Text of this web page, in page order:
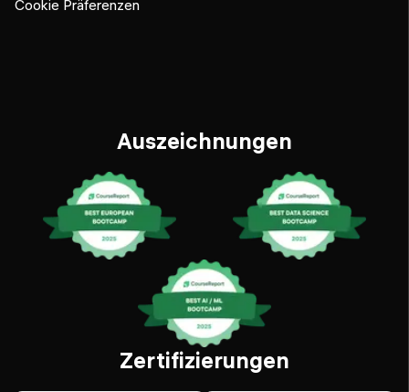
Cookie Präferenzen
Auszeichnungen
Zertifizierungen